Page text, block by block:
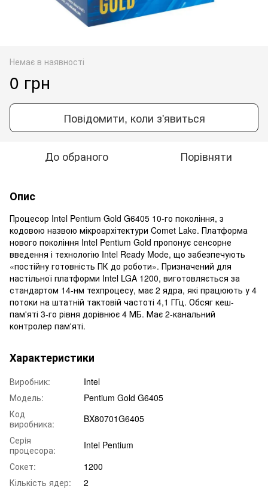
Немає в наявності
0 грн
Повідомити, коли з'явиться
До обраного Порівняти
Опис
Процесор Intel Pentium Gold G6405 10-го покоління, з
кодовою назвою мікроархітектури Comet Lake. Платформа
нового покоління Intel Pentium Gold пропонує сенсорне
введення і технологію Intel Ready Mode, що забезпечують
«постійну готовність ПК до роботи». Призначений для
настільної платформи Intel LGA 1200, виготовляється за
стандартом 14-нм техпроцесу, має 2 ядра, які працюють у 4
потоки на штатній тактовій частоті 4,1 ГГц. Обсяг кеш-
пам'яті 3-го рівня дорівнює 4 МБ. Має 2-канальний
контролер пам'яті.
Характеристики
Виробник:
Intel
Модель:
Pentium Gold G6405
Код
виробника:
BX80701G6405
Серiя
процесора:
Intel Pentium
Сокет:
1200
Кількість ядер:
2